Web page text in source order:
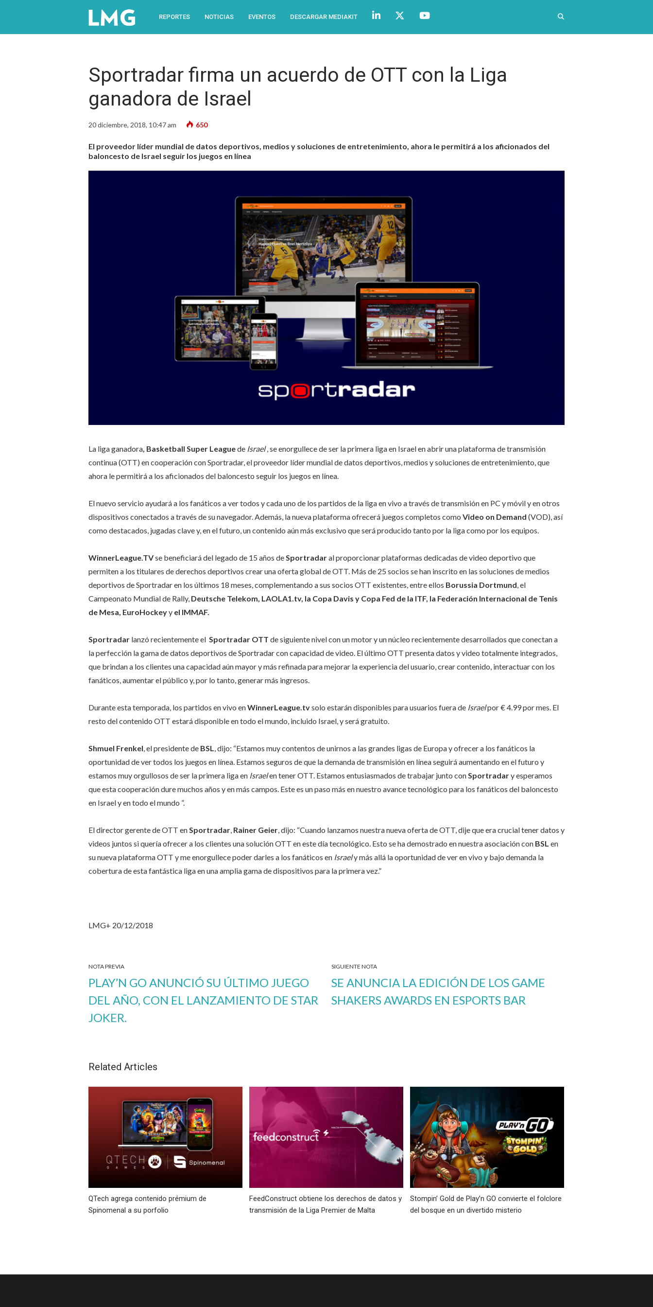
REPORTES NOTICIAS EVENTOS DESCARGAR MEDIAKIT
Sportradar firma un acuerdo de OTT con la Liga
ganadora de Israel
20 diciembre, 2018, 10:47 am 650
El proveedor líder mundial de datos deportivos, medios y soluciones de entretenimiento, ahora le permitirá a los aficionados del
baloncesto de Israel seguir los juegos en línea
La liga ganadora Basketball Super Leaguede Israel, se enorgullece de ser la primera liga en Israel en abrir una plataforma de transmisión
continua (OTT) en cooperación con Sportradar, el proveedor líder mundial de datos deportivos, medios y soluciones de entretenimiento, que
ahora le permitirá a los aficionados del baloncesto seguir los juegos en línea.
El nuevo servicio ayudará a los fanáticos a ver todos y cada uno de los partidos de la liga en vivo a través de transmisión en PC y móvil y en otros
dispositivos conectados a través de su navegador. Además, la nueva plataforma ofrecerá juegos completos como Video on Demand (VOD), así
como destacados, jugadas clave y, en el futuro, un contenido aún más exclusivo que será producido tanto por la liga como por los equipos.
WinnerLeague.TVse beneficiará del legado de 15 años de Sportradaral proporcionar plataformas dedicadas de video deportivo que
permiten a los titulares de derechos deportivos crear una oferta global de OTT. Más de 25 socios se han inscrito en las soluciones de medios
deportivos de Sportradar en los últimos 18 meses, complementando a sus socios OTT existentes, entre ellos Borussia Dortmund , el
Campeonato Mundial de Rally, Deutsche Telekom, LAOLA1.tv, la Copa Davis y Copa Fed de la ITF, la Federación Internacional de Tenis
de Mesa, EuroHockeyy el IMMAF.
Sportradar lanzó recientemente el Sportradar OTT de siguiente nivelcon un motor y un núcleo recientemente desarrollados que conectan a
la perfección la gama de datos deportivos de Sportradar con capacidad de video. El último OTT presenta datos y video totalmente integrados,
que brindan a los clientes una capacidad aún mayor y más refinada para mejorar la experiencia del usuario, crear contenido, interactuar con los
fanáticos, aumentar el público y, por lo tanto, generar más ingresos.
Durante esta temporada, los partidos en vivo enWinnerLeague.tvsolo estarán disponibles para usuarios fuera de Israelpor € 4.99 por mes. El
resto del contenido OTT estará disponible en todo el mundo, incluido Israel, y será gratuito.
Shmuel Frenkel , el presidente de BSL
, dijo: “Estamos muy contentos de unirnos a las grandes ligas de Europa y ofrecer a los fanáticos la
oportunidad de ver todos los juegos en línea. Estamos seguros de que la demanda de transmisión en línea seguirá aumentando en el futuro y
estamos muy orgullosos de ser la primera liga en Israelen tener OTT. Estamos entusiasmados de trabajar junto con Sportradary esperamos
que esta cooperación dure muchos años y en más campos. Este es un paso más en nuestro avance tecnológico para los fanáticos del baloncesto
en Israel y en todo el mundo ”.
El director gerente de OTT en Sportradar Rainer Geier , dijo: “Cuando lanzamos nuestra nueva oferta de OTT, dije que era crucial tener datos y
videos juntos si quería ofrecer a los clientes una solución OTT en este día tecnológico. Esto se ha demostrado en nuestra asociación con BSL en
su nueva plataforma OTT y me enorgullece poder darles a los fanáticos en Israely más allá la oportunidad de ver en vivo y bajo demanda la
cobertura de esta fantástica liga en una amplia gama de dispositivos para la primera vez.”
LMG+ 20/12/2018
NOTA PREVIA
PLAY’N GO ANUNCIÓ SU ÚLTIMO JUEGO
DEL AÑO, CON EL LANZAMIENTO DE STAR
JOKER.
SIGUIENTE NOTA
SE ANUNCIA LA EDICIÓN DE LOS GAME
SHAKERS AWARDS EN ESPORTS BAR
Related Articles
QTech agrega contenido prémium de
Spinomenal a su porfolio
FeedConstruct obtiene los derechos de datos y
transmisión de la Liga Premier de Malta
Stompin’ Gold de Play’n GO convierte el folclore
del bosque en un divertido misterio